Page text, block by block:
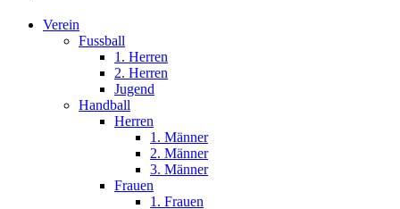
Close
Verein
Fussball
1. Herren
2. Herren
Jugend
Handball
Herren
1. Männer
2. Männer
3. Männer
Frauen
1. Frauen